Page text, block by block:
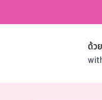
ด้ว